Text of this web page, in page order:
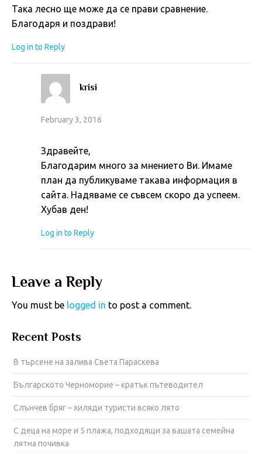
Така лесно ще може да се прави сравнение.
Благодаря и поздрави!
Log in to Reply
krisi
February 3, 2016
Здравейте,
Благодарим много за мнението Ви. Имаме
план да публикуваме такава информация в
сайта. Надяваме се съвсем скоро да успеем.
Хубав ден!
Log in to Reply
Leave a Reply
You must be logged in to post a comment.
Recent Posts
В търсене на залива Света Параскева
Българското Черноморие – кратък пътеводител
Слънчев бряг – хиляди туристи всяко лято
С деца на море и 5 плажа, подходящи за вашата семейна
лятна почивка